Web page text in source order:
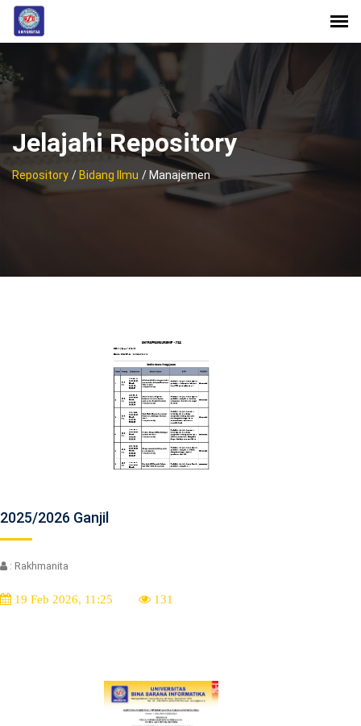
Jelajahi Repository
Repository / Bidang Ilmu / Manajemen
2025/2026 Ganjil
: Rakhmanita
19 Feb 2026, 11:25 131